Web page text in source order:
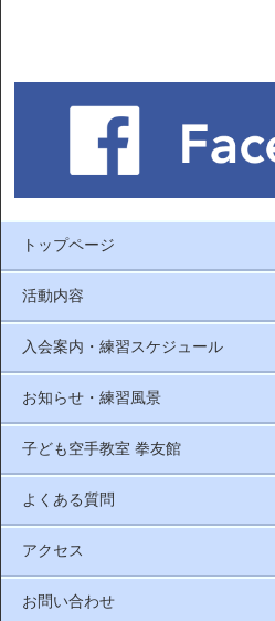
トップページ
活動内容
入会案内・練習スケジュール
お知らせ・練習風景
子ども空手教室 拳友館
よくある質問
アクセス
お問い合わせ